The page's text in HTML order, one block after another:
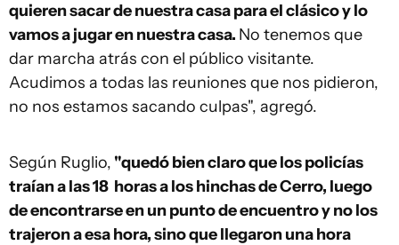
quieren sacar de nuestra casa para el clásico y lo
vamos a jugar en nuestra casa. No tenemos que
dar marcha atrás con el público visitante.
Acudimos a todas las reuniones que nos pidieron,
no nos estamos sacando culpas", agregó.
Según Ruglio, "quedó bien claro que los policías
traían a las 18 horas a los hinchas de Cerro, luego
de encontrarse en un punto de encuentro y no los
trajeron a esa hora, sino que llegaron una hora